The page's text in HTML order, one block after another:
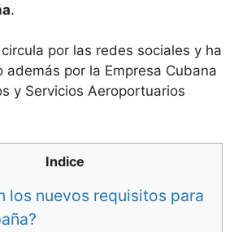
.
por las redes sociales y ha
además por la Empresa Cubana
y Servicios Aeroportuarios
Indice
los nuevos requisitos para